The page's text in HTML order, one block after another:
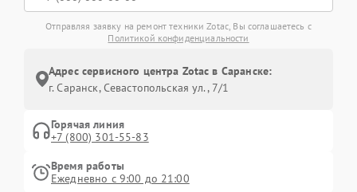
Отправляя заявку на ремонт техники Zotac, Вы соглашаетесь с
Политикой конфиденциальности
Адрес сервисного центра Zotac в Саранске:
г. Саранск, Севастопольская ул., 7/1
Горячая линия
+7 (800) 301-55-83
Время работы
Ежедневно с 9:00 до 21:00